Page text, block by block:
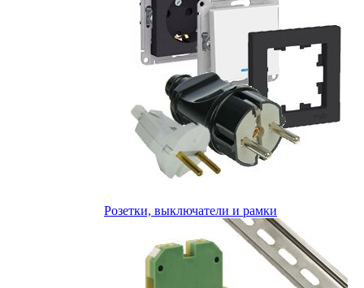
Розетки, выключатели и рамки